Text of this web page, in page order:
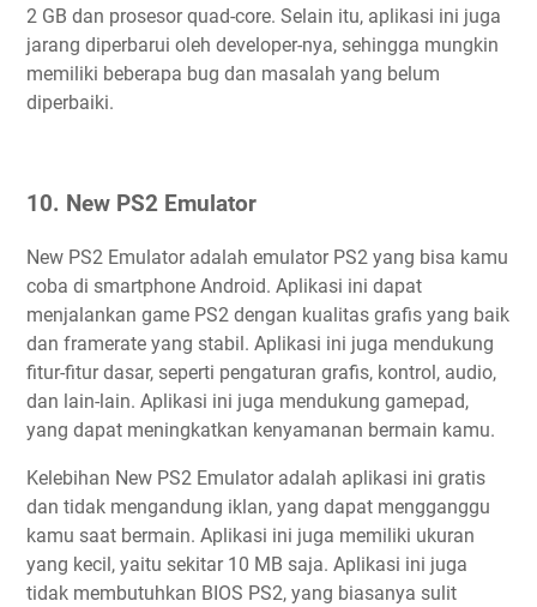
2 GB dan prosesor quad-core. Selain itu, aplikasi ini juga
jarang diperbarui oleh developer-nya, sehingga mungkin
memiliki beberapa bug dan masalah yang belum
diperbaiki.
10. New PS2 Emulator
New PS2 Emulator adalah emulator PS2 yang bisa kamu
coba di smartphone Android. Aplikasi ini dapat
menjalankan game PS2 dengan kualitas grafis yang baik
dan framerate yang stabil. Aplikasi ini juga mendukung
fitur-fitur dasar, seperti pengaturan grafis, kontrol, audio,
dan lain-lain. Aplikasi ini juga mendukung gamepad,
yang dapat meningkatkan kenyamanan bermain kamu.
Kelebihan New PS2 Emulator adalah aplikasi ini gratis
dan tidak mengandung iklan, yang dapat mengganggu
kamu saat bermain. Aplikasi ini juga memiliki ukuran
yang kecil, yaitu sekitar 10 MB saja. Aplikasi ini juga
tidak membutuhkan BIOS PS2, yang biasanya sulit